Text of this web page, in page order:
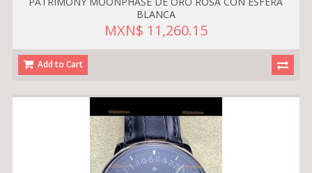
BLANCA
MXN$ 11,260.15
Add to Cart